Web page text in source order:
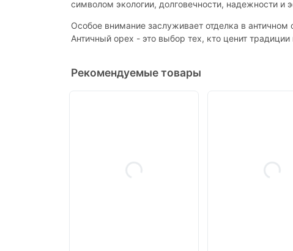
символом экологии, долговечности, надежности и
Особое внимание заслуживает отделка в
Античный орех - это выбор тех, кто ценит
Рекомендуемые товары